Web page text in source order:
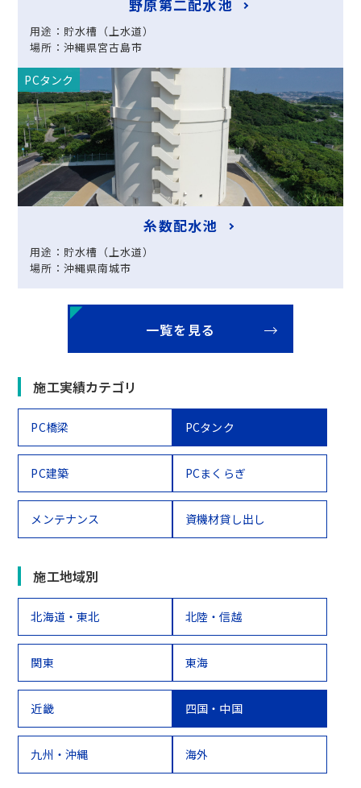
野原第二配水池
用途：貯水槽（上水道）
場所：沖縄県宮古島市
PCタンク
糸数配水池
用途：貯水槽（上水道）
場所：沖縄県南城市
一覧を見る
施工実績カテゴリ
PC橋梁 PCタンク
PC建築 PCまくらぎ
メンテナンス 資機材貸し出し
施工地域別
北海道・東北 北陸・信越
関東 東海
近畿 四国・中国
九州・沖縄 海外